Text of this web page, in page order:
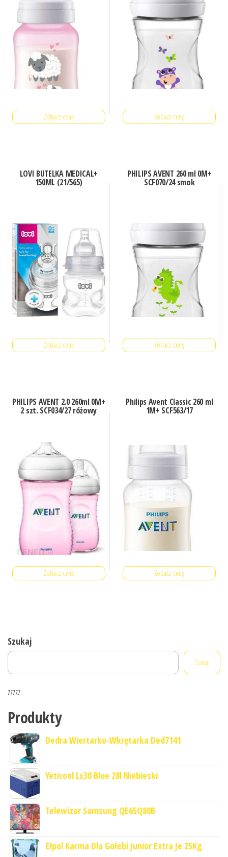
Zobacz cenę Zobacz cenę
LOVI BUTELKA MEDICAL+
150ML (21/565)
Zobacz cenę
PHILIPS AVENT 260 ml 0M+
SCF070/24 smok
Zobacz cenę
PHILIPS AVENT 2.0 260ml 0M+
2 szt. SCF034/27 różowy
Zobacz cenę
Philips Avent Classic 260 ml
1M+ SCF563/17
Zobacz cenę
Szukaj
Szukaj
zzzzz
Produkty
Dedra Wiertarko-Wkrętarka Ded7141
Yeticool Lx30 Blue 28l Niebieski
Telewizor Samsung QE65Q80B
Ełpol Karma Dla Gołebi Junior Extra Je 25Kg